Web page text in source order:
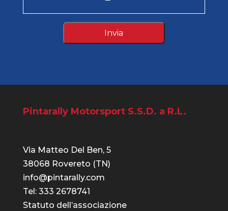
Pintarally Motorsport S.S.D. a R.L.
Via Matteo Del Ben, 5
38068 Rovereto (TN)
info@pintarally.com
Tel: 333 2678741
Statuto dell’associazione